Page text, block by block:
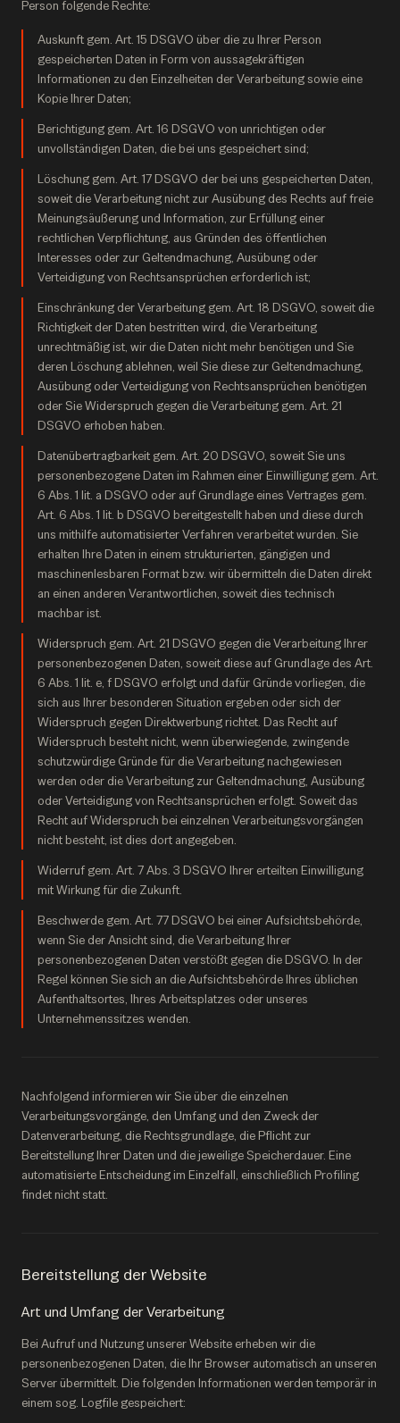
Person folgende Rechte:
Auskunft gem. Art. 15 DSGVO über die zu Ihrer Person
gespeicherten Daten in Form von aussagekräftigen
Informationen zu den Einzelheiten der Verarbeitung sowie eine
Kopie Ihrer Daten;
Berichtigung gem. Art. 16 DSGVO von unrichtigen oder
unvollständigen Daten, die bei uns gespeichert sind;
Löschung gem. Art. 17 DSGVO der bei uns gespeicherten Daten,
soweit die Verarbeitung nicht zur Ausübung des Rechts auf freie
Meinungsäußerung und Information, zur Erfüllung einer
rechtlichen Verpflichtung, aus Gründen des öffentlichen
Interesses oder zur Geltendmachung, Ausübung oder
Verteidigung von Rechtsansprüchen erforderlich ist;
Einschränkung der Verarbeitung gem. Art. 18 DSGVO, soweit die
Richtigkeit der Daten bestritten wird, die Verarbeitung
unrechtmäßig ist, wir die Daten nicht mehr benötigen und Sie
deren Löschung ablehnen, weil Sie diese zur Geltendmachung,
Ausübung oder Verteidigung von Rechtsansprüchen benötigen
oder Sie Widerspruch gegen die Verarbeitung gem. Art. 21
DSGVO erhoben haben.
Datenübertragbarkeit gem. Art. 20 DSGVO, soweit Sie uns
personenbezogene Daten im Rahmen einer Einwilligung gem. Art.
6 Abs. 1 lit. a DSGVO oder auf Grundlage eines Vertrages gem.
Art. 6 Abs. 1 lit. b DSGVO bereitgestellt haben und diese durch
uns mithilfe automatisierter Verfahren verarbeitet wurden. Sie
erhalten Ihre Daten in einem strukturierten, gängigen und
maschinenlesbaren Format bzw. wir übermitteln die Daten direkt
an einen anderen Verantwortlichen, soweit dies technisch
machbar ist.
Widerspruch gem. Art. 21 DSGVO gegen die Verarbeitung Ihrer
personenbezogenen Daten, soweit diese auf Grundlage des Art.
6 Abs. 1 lit. e, f DSGVO erfolgt und dafür Gründe vorliegen, die
sich aus Ihrer besonderen Situation ergeben oder sich der
Widerspruch gegen Direktwerbung richtet. Das Recht auf
Widerspruch besteht nicht, wenn überwiegende, zwingende
schutzwürdige Gründe für die Verarbeitung nachgewiesen
werden oder die Verarbeitung zur Geltendmachung, Ausübung
oder Verteidigung von Rechtsansprüchen erfolgt. Soweit das
Recht auf Widerspruch bei einzelnen Verarbeitungsvorgängen
nicht besteht, ist dies dort angegeben.
Widerruf gem. Art. 7 Abs. 3 DSGVO Ihrer erteilten Einwilligung
mit Wirkung für die Zukunft.
Beschwerde gem. Art. 77 DSGVO bei einer Aufsichtsbehörde,
wenn Sie der Ansicht sind, die Verarbeitung Ihrer
personenbezogenen Daten verstößt gegen die DSGVO. In der
Regel können Sie sich an die Aufsichtsbehörde Ihres üblichen
Aufenthaltsortes, Ihres Arbeitsplatzes oder unseres
Unternehmenssitzes wenden.
Nachfolgend informieren wir Sie über die einzelnen
Verarbeitungsvorgänge, den Umfang und den Zweck der
Datenverarbeitung, die Rechtsgrundlage, die Pflicht zur
Bereitstellung Ihrer Daten und die jeweilige Speicherdauer. Eine
automatisierte Entscheidung im Einzelfall, einschließlich Profiling
findet nicht statt.
Bereitstellung der Website
Art und Umfang der Verarbeitung
Bei Aufruf und Nutzung unserer Website erheben wir die
personenbezogenen Daten, die Ihr Browser automatisch an unseren
Server übermittelt. Die folgenden Informationen werden temporär in
einem sog. Logfile gespeichert: